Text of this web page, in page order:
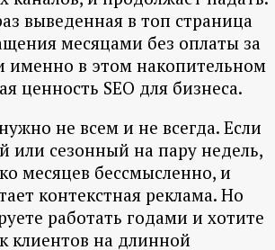
выведенная в топ страница
месяцами без оплаты за
именно в этом накопительном
ценность SEO для бизнеса.
не всем и не всегда. Если
или сезонный на пару недель,
месяцев бессмысленно, и
контекстная реклама. Но
работать годами и хотите
клиентов на длинной